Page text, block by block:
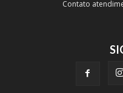
Contato